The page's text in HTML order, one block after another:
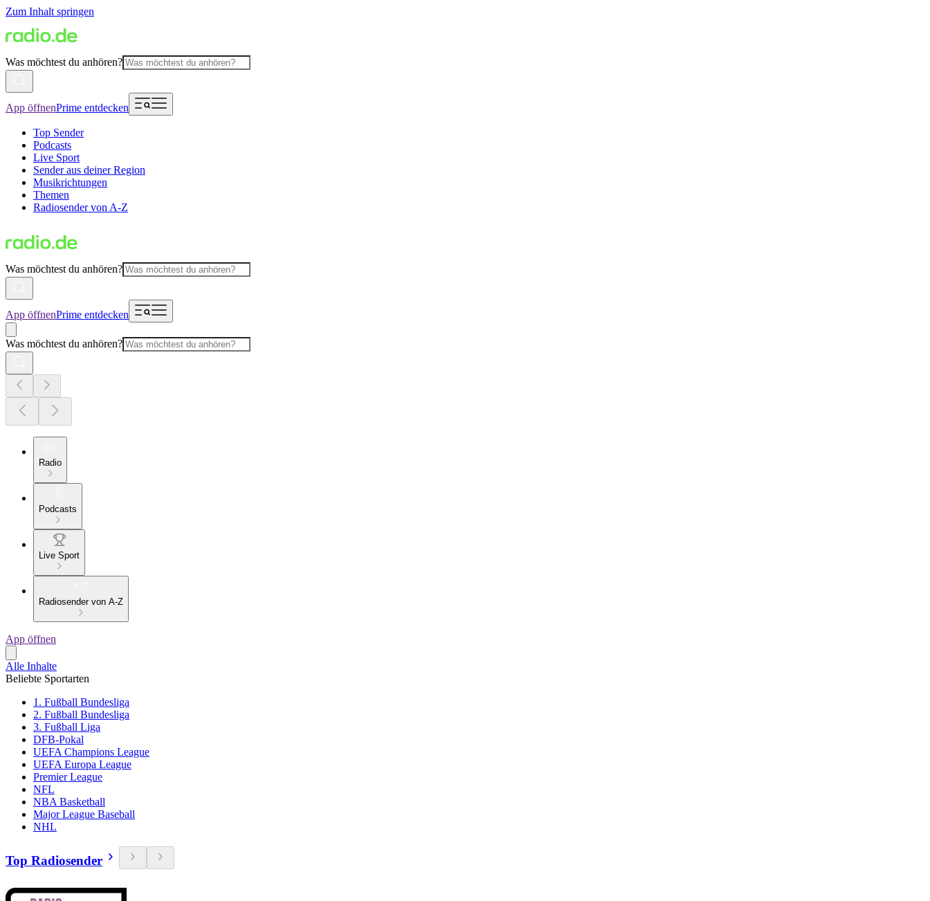
Zum Inhalt springen
Was möchtest du anhören?
App öffnenPrime entdecken
Top Sender
Podcasts
Live Sport
Sender aus deiner Region
Musikrichtungen
Themen
Radiosender von A-Z
Was möchtest du anhören?
App öffnenPrime entdecken
Was möchtest du anhören?
Radio
Podcasts
Live Sport
Radiosender von A-Z
App öffnen
Alle Inhalte
Beliebte Sportarten
1. Fußball Bundesliga
2. Fußball Bundesliga
3. Fußball Liga
DFB-Pokal
UEFA Champions League
UEFA Europa League
Premier League
NFL
NBA Basketball
Major League Baseball
NHL
Top Radiosender